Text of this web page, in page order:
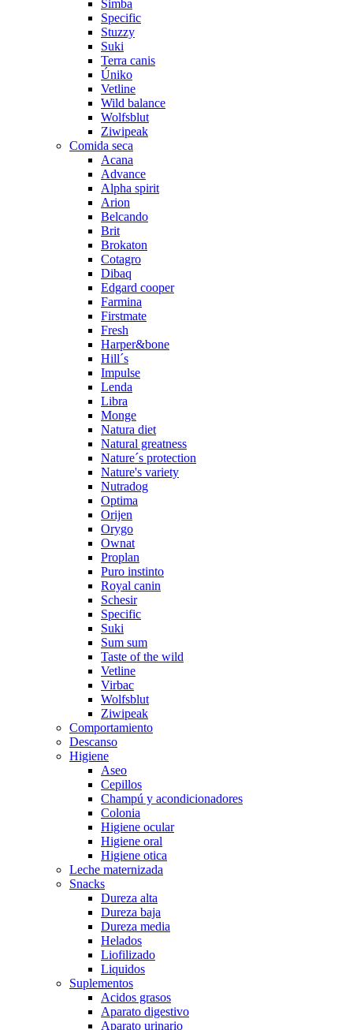
Simba
Specific
Stuzzy
Suki
Terra canis
Úniko
Vetline
Wild balance
Wolfsblut
Ziwipeak
Comida seca
Acana
Advance
Alpha spirit
Arion
Belcando
Brit
Brokaton
Cotagro
Dibaq
Edgard cooper
Farmina
Firstmate
Fresh
Harper&bone
Hill´s
Impulse
Lenda
Libra
Monge
Natura diet
Natural greatness
Nature´s protection
Nature's variety
Nutradog
Optima
Orijen
Orygo
Ownat
Proplan
Puro instinto
Royal canin
Schesir
Specific
Suki
Sum sum
Taste of the wild
Vetline
Virbac
Wolfsblut
Ziwipeak
Comportamiento
Descanso
Higiene
Aseo
Cepillos
Champú y acondicionadores
Colonia
Higiene ocular
Higiene oral
Higiene otica
Leche maternizada
Snacks
Dureza alta
Dureza baja
Dureza media
Helados
Liofilizado
Liquidos
Suplementos
Acidos grasos
Aparato digestivo
Aparato urinario